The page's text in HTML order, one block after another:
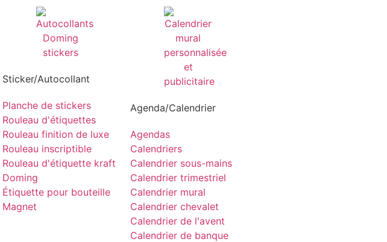
Sticker/Autocollant
Planche de stickers
Rouleau d'étiquettes
Rouleau finition de luxe
Rouleau inscriptible
Rouleau d'étiquette kraft
Doming
Étiquette pour bouteille
Magnet
Agenda/Calendrier
Agendas
Calendriers
Calendrier sous-mains
Calendrier trimestriel
Calendrier mural
Calendrier chevalet
Calendrier de l'avent
Calendrier de banque